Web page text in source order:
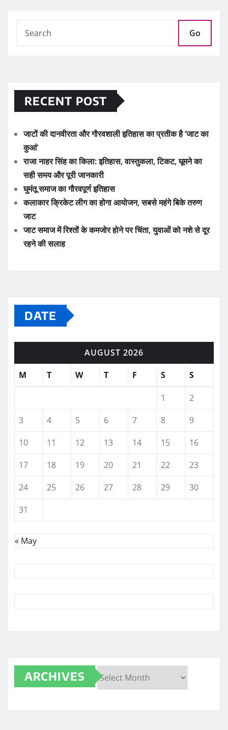
Go
RECENT POST
जाटों की दानवीरता और गौरवशाली इतिहास का प्रतीक है ‘जाट का
कुआं’
राजा नाहर सिंह का किला: इतिहास, वास्तुकला, टिकट, घूमने का
सही समय और पूरी जानकारी
घुमंतू समाज का गौरवपूर्ण इतिहास
कलाकार क्रिकेट लीग का होगा आयोजन, सबसे महंगे बिके तरुण
जाट
जाट समाज में रिश्तों के कमजोर होने पर चिंता, युवाओं को नशे से दूर
रहने की सलाह
DATE
AUGUST 2026
M
T W T F S S
1
2
3
4 5 6 7 8
9
10
11 12 13 14 15
16
17
18 19 20 21 22
23
24
25 26 27 28 29
30
31
« May
ARCHIVES